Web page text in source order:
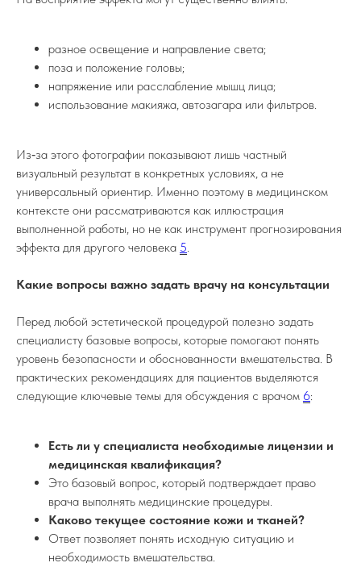
разное освещение и направление света;
поза и положение головы;
напряжение или расслабление мышц лица;
использование макияжа, автозагара или фильтров.
Из‑за этого фотографии показывают лишь частный
визуальный результат в конкретных условиях, а не
универсальный ориентир. Именно поэтому в медицинском
контексте они рассматриваются как иллюстрация
выполненной работы, но не как инструмент прогнозирования
эффекта для другого человека 5.
Какие вопросы важно задать врачу на консультации
Перед любой эстетической процедурой полезно задать
специалисту базовые вопросы, которые помогают понять
уровень безопасности и обоснованности вмешательства. В
практических рекомендациях для пациентов выделяются
следующие ключевые темы для обсуждения с врачом 6:
Есть ли у специалиста необходимые лицензии и
медицинская квалификация?
Это базовый вопрос, который подтверждает право
врача выполнять медицинские процедуры.
Каково текущее состояние кожи и тканей?
Ответ позволяет понять исходную ситуацию и
необходимость вмешательства.